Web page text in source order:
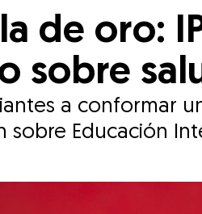
de oro:
sobre
a conformar
Educación